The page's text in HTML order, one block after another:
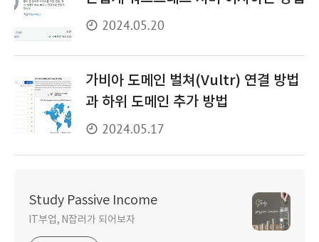
2024.05.20
가비아 도메인 벌쳐(Vultr) 연결 방법
과 하위 도메인 추가 방법
2024.05.17
Study Passive Income
IT부업, N잡러가 되어보자